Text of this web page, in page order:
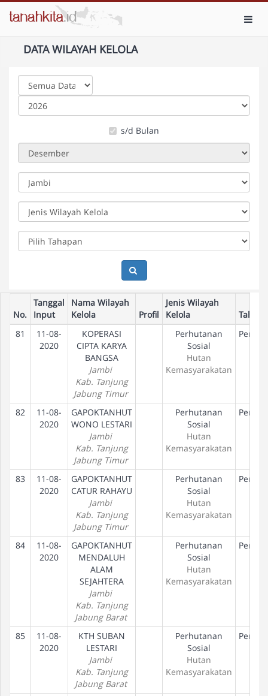
DATA WILAYAH KELOLA
s/d Bulan
No.
Tanggal
Input
Nama Wilayah
Kelola
Profil
Jenis Wilayah
Kelola
81
11-08-
2020
KOPERASI
CIPTA KARYA
BANGSA
Jambi
Kab. Tanjung
Jabung Timur
Perhutanan
Sosial
Hutan
Kemasyarakatan
82
11-08-
2020
GAPOKTANHUT
WONO LESTARI
Jambi
Kab. Tanjung
Jabung Timur
Perhutanan
Sosial
Hutan
Kemasyarakatan
83
11-08-
2020
GAPOKTANHUT
CATUR RAHAYU
Jambi
Kab. Tanjung
Jabung Timur
Perhutanan
Sosial
Hutan
Kemasyarakatan
84
11-08-
2020
GAPOKTANHUT
MENDALUH
ALAM
SEJAHTERA
Jambi
Kab. Tanjung
Jabung Barat
Perhutanan
Sosial
Hutan
Kemasyarakatan
85
11-08-
2020
KTH SUBAN
LESTARI
Jambi
Kab. Tanjung
Jabung Barat
Perhutanan
Sosial
Hutan
Kemasyarakatan